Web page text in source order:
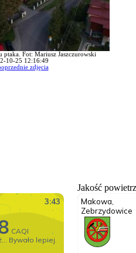
ptaka. Fot: Mariusz Jaszczurowski
10-25 12:16:49
zdjęcia
Jakość